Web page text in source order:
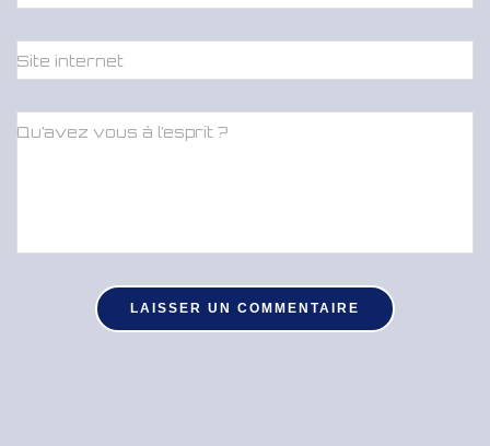
Site internet
Qu’avez vous à l’esprit ?